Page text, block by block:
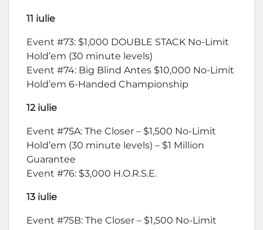
11 iulie
Event #73: $1,000 DOUBLE STACK No-Limit
Hold’em (30 minute levels)
Event #74: Big Blind Antes $10,000 No-Limit
Hold’em 6-Handed Championship
12 iulie
Event #75A: The Closer – $1,500 No-Limit
Hold’em (30 minute levels) – $1 Million
Guarantee
Event #76: $3,000 H.O.R.S.E.
13 iulie
Event #75B: The Closer – $1,500 No-Limit